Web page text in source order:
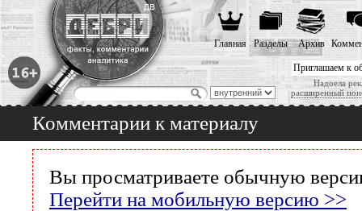
Приглашаем к
Надоела
расширенный
Главная Разделы Архив
Комментарии к материалу
Вы просматриваете обычную
Перейти на мобильную версию >>